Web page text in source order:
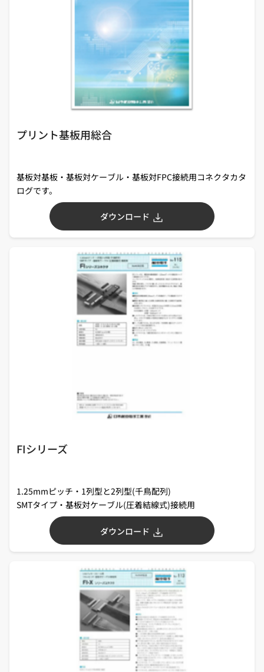
プリント基板用総合
基板対基板・基板対ケーブル・基板対FPC接続用コネクタカタ
ログです。
ダウンロード
FIシリーズ
1.25mmピッチ・1列型と2列型(千鳥配列)
SMTタイプ・基板対ケーブル(圧着結線式)接続用
ダウンロード